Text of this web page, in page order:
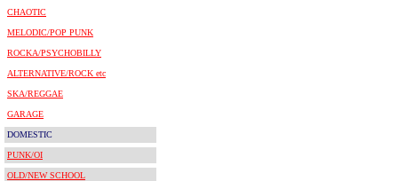
CHAOTIC
MELODIC/POP PUNK
ROCKA/PSYCHOBILLY
ALTERNATIVE/ROCK etc
SKA/REGGAE
GARAGE
DOMESTIC
PUNK/OI
OLD/NEW SCHOOL